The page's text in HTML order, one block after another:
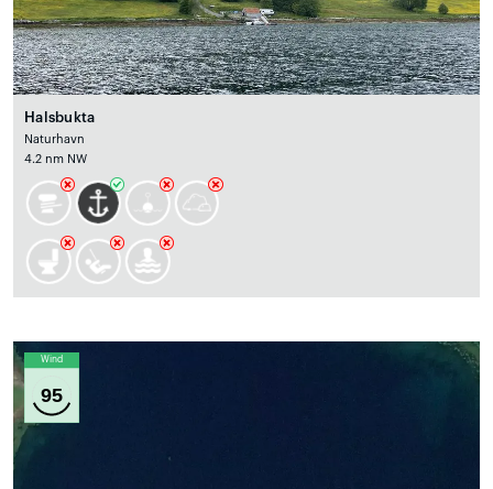
Halsbukta
Naturhavn
4.2 nm NW
Wind
95